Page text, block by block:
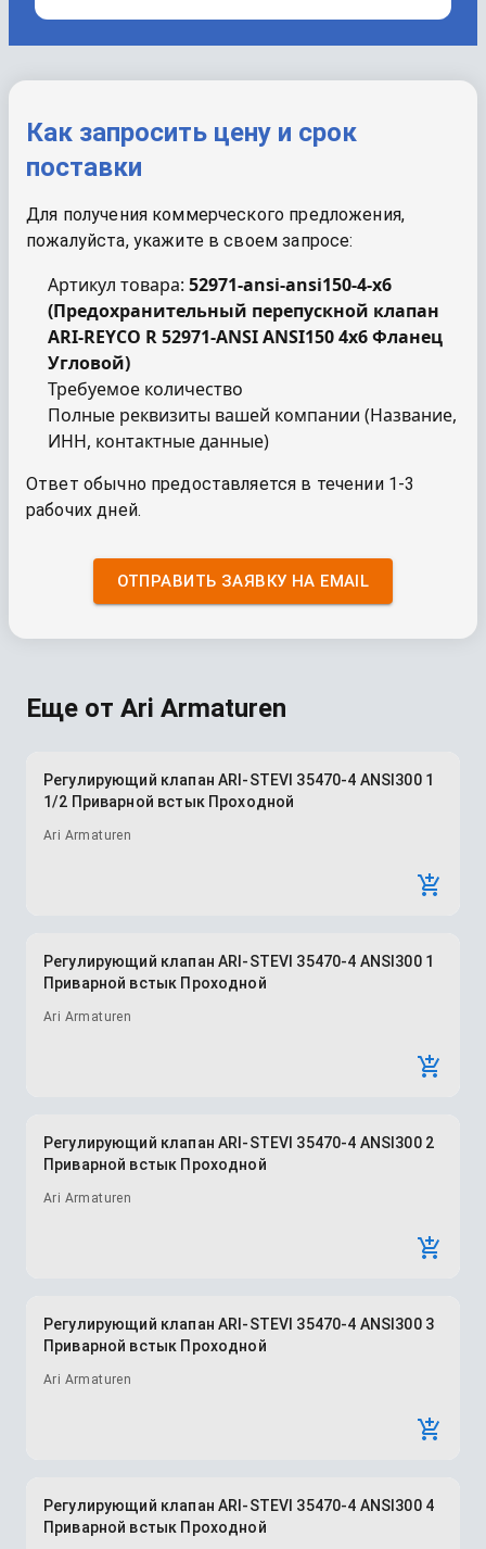
Как запросить цену и срок
поставки
Для получения коммерческого предложения,
пожалуйста, укажите в своем запросе:
Артикул товара: 52971-ansi-ansi150-4-x6
(Предохранительный перепускной клапан
ARI-REYCO R 52971-ANSI ANSI150 4x6 Фланец
Угловой)
Требуемое количество
Полные реквизиты вашей компании (Название,
ИНН, контактные данные)
Ответ обычно предоставляется в течении 1-3
рабочих дней.
ОТПРАВИТЬ ЗАЯВКУ НА EMAIL
Еще от Ari Armaturen
Регулирующий клапан ARI-STEVI 35470-4 ANSI300 1
1/2 Приварной встык Проходной
Ari Armaturen
Регулирующий клапан ARI-STEVI 35470-4 ANSI300 1
Приварной встык Проходной
Ari Armaturen
Регулирующий клапан ARI-STEVI 35470-4 ANSI300 2
Приварной встык Проходной
Ari Armaturen
Регулирующий клапан ARI-STEVI 35470-4 ANSI300 3
Приварной встык Проходной
Ari Armaturen
Регулирующий клапан ARI-STEVI 35470-4 ANSI300 4
Приварной встык Проходной